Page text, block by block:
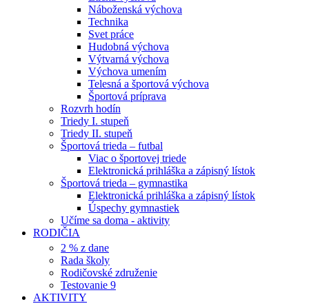
Náboženská výchova
Technika
Svet práce
Hudobná výchova
Výtvarná výchova
Výchova umením
Telesná a športová výchova
Športová príprava
Rozvrh hodín
Triedy I. stupeň
Triedy II. stupeň
Športová trieda – futbal
Viac o športovej triede
Elektronická prihláška a zápisný lístok
Športová trieda – gymnastika
Elektronická prihláška a zápisný lístok
Úspechy gymnastiek
Učíme sa doma - aktivity
RODIČIA
2 % z dane
Rada školy
Rodičovské združenie
Testovanie 9
AKTIVITY